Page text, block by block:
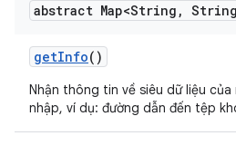
abstract Map<String ,
getInfo()
Nhận thông tin về siêu dữ liệu
nhập, ví dụ: đường dẫn đến tệp